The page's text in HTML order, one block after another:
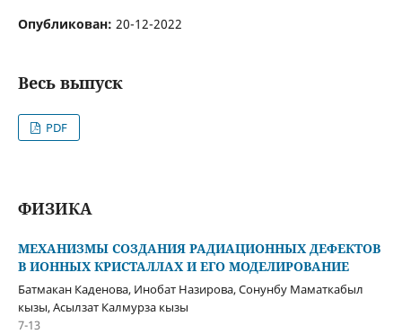
Опубликован: 20-12-2022
Весь выпуск
PDF
ФИЗИКА
МЕХАНИЗМЫ СОЗДАНИЯ РАДИАЦИОННЫХ ДЕФЕКТОВ
В ИОННЫХ КРИСТАЛЛАХ И ЕГО МОДЕЛИРОВАНИЕ
Батмакан Каденова, Инобат Назирова, Сонунбу Маматкабыл
кызы, Асылзат Калмурза кызы
7-13